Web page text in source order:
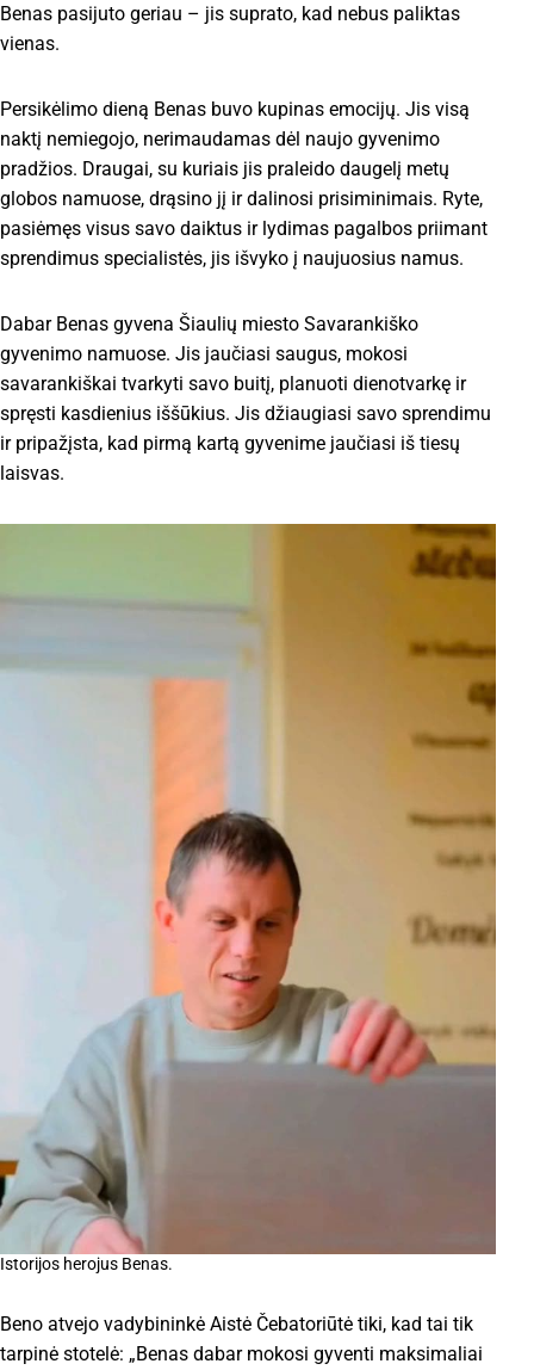
Benas pasijuto geriau – jis suprato, kad nebus paliktas
vienas.
Persikėlimo dieną Benas buvo kupinas emocijų. Jis visą
naktį nemiegojo, nerimaudamas dėl naujo gyvenimo
pradžios. Draugai, su kuriais jis praleido daugelį metų
globos namuose, drąsino jį ir dalinosi prisiminimais. Ryte,
pasiėmęs visus savo daiktus ir lydimas pagalbos priimant
sprendimus specialistės, jis išvyko į naujuosius namus.
Dabar Benas gyvena Šiaulių miesto Savarankiško
gyvenimo namuose. Jis jaučiasi saugus, mokosi
savarankiškai tvarkyti savo buitį, planuoti dienotvarkę ir
spręsti kasdienius iššūkius. Jis džiaugiasi savo sprendimu
ir pripažįsta, kad pirmą kartą gyvenime jaučiasi iš tiesų
laisvas.
Istorijos herojus Benas.
Beno atvejo vadybininkė Aistė Čebatoriūtė tiki, kad tai tik
tarpinė stotelė: „Benas dabar mokosi gyventi maksimaliai